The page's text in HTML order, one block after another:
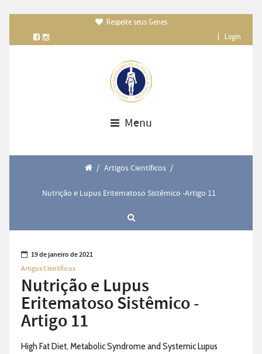
Respeite seus Genes
Login
Menu
/ Artigos Científicos /
Nutrição e Lupus Eritematoso Sistêmico -Artigo 11
19 de janeiro de 2021
Artigos Científicos
Nutrição e Lupus
Eritematoso Sistêmico -
Artigo 11
High Fat Diet, Metabolic Syndrome and Systemic Lupus